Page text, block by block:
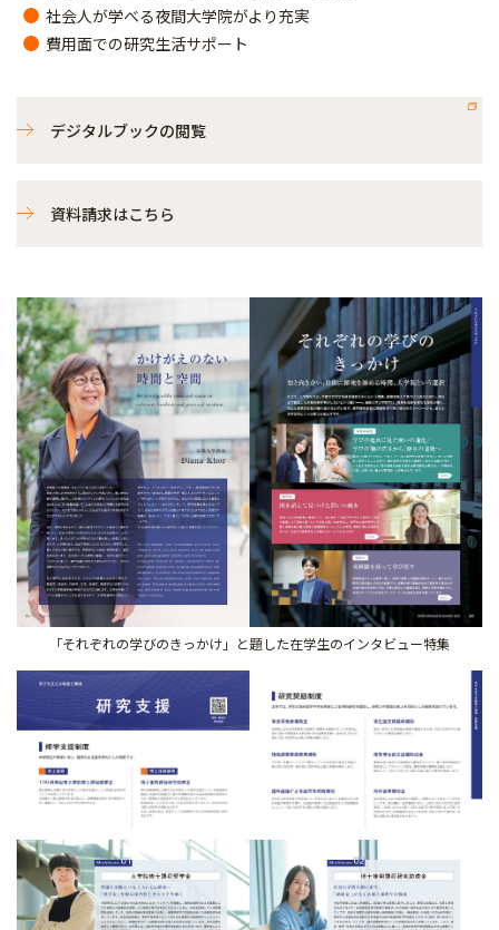
社会人が学べる夜間大学院がより充実
費用面での研究生活サポート
デジタルブックの閲覧
資料請求はこちら
「それぞれの学びのきっかけ」と題した在学生のインタビュー特集